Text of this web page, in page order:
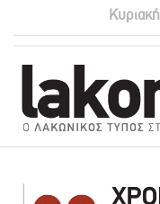
Κυριακή